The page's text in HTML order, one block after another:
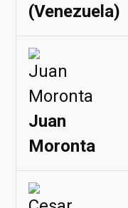
(Venezuela)
Juan
Moronta